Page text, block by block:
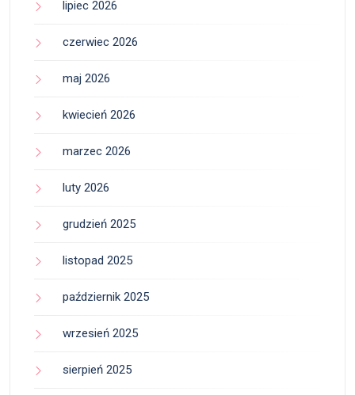
lipiec 2026
czerwiec 2026
maj 2026
kwiecień 2026
marzec 2026
luty 2026
grudzień 2025
listopad 2025
październik 2025
wrzesień 2025
sierpień 2025